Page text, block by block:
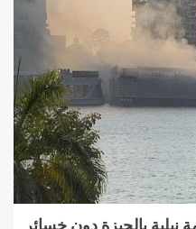
بالجيزة دون خسائر